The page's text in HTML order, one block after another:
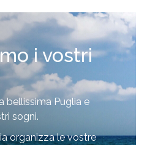
i vostri
bellissima Puglia e
sogni.
organizza le vostre